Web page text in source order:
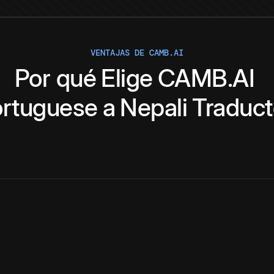
VENTAJAS DE CAMB.AI
Por qué Elige CAMB.AI
a Nepali